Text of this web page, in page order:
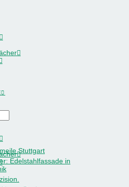
Stuttgart
Edelstahlfassade in